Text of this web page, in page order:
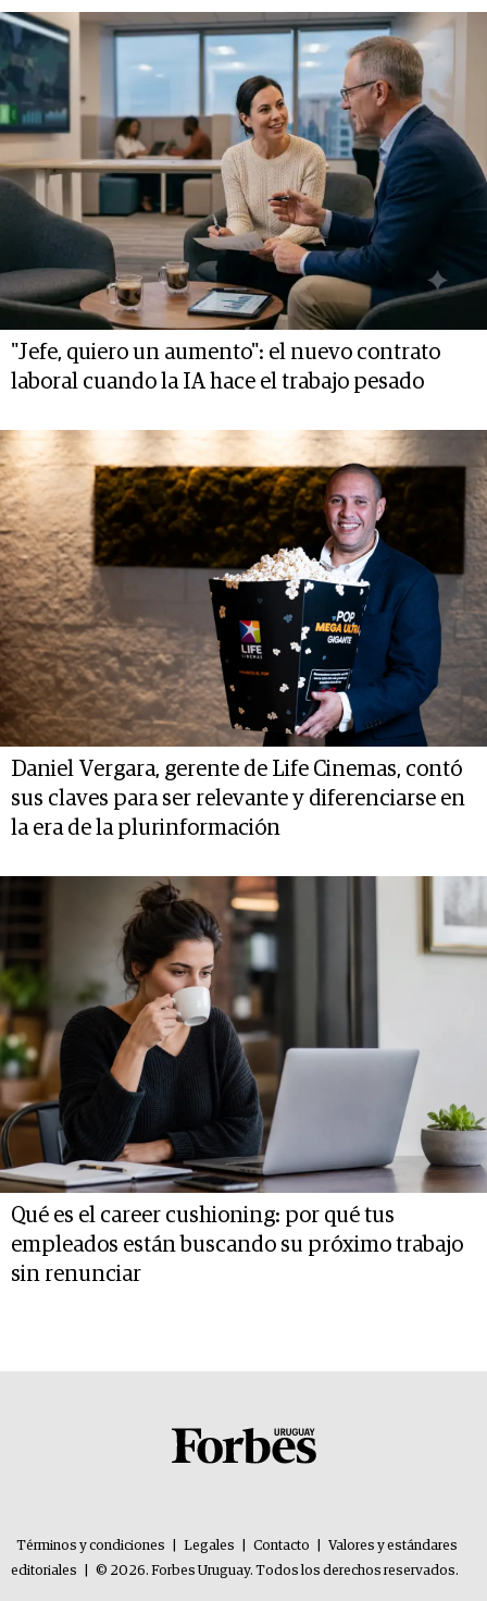
"Jefe, quiero un aumento": el nuevo contrato
laboral cuando la IA hace el trabajo pesado
Daniel Vergara, gerente de Life Cinemas, contó
sus claves para ser relevante y diferenciarse en
la era de la plurinformación
Qué es el career cushioning: por qué tus
empleados están buscando su próximo trabajo
sin renunciar
Términos y condiciones Legales Contacto
Valores y estándares
editoriales
© 2026. Forbes Uruguay. Todos los derechos reservados.